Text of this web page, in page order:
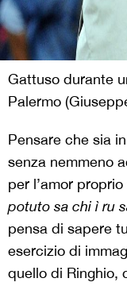
Gattuso durante
Palermo
Pensare che sia
senza nemmeno
per l’amor
potuto sa chi ì ru
pensa di sapere
esercizio di
quello di Ringhio,